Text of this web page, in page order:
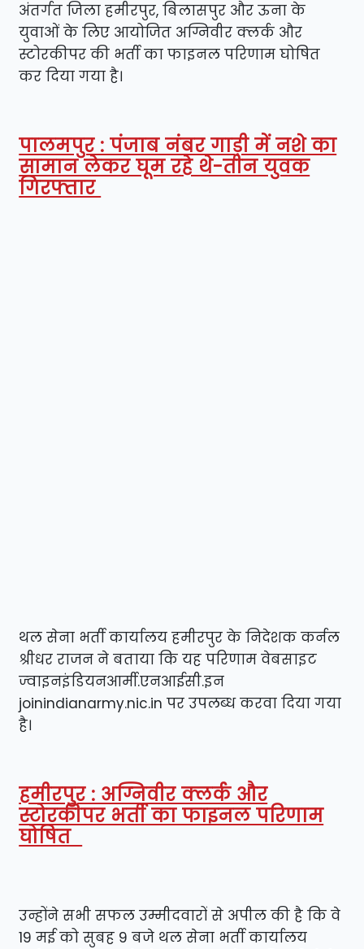
अंतर्गत जिला हमीरपुर, बिलासपुर और ऊना के
युवाओं के लिए आयोजित अग्निवीर क्लर्क और
स्टोरकीपर की भर्ती का फाइनल परिणाम घोषित
कर दिया गया है।
पालमपुर : पंजाब नंबर गाड़ी में नशे का
सामान लेकर घूम रहे थे-तीन युवक
गिरफ्तार
थल सेना भर्ती कार्यालय हमीरपुर के निदेशक कर्नल
श्रीधर राजन ने बताया कि यह परिणाम वेबसाइट
ज्वाइनइंडियनआर्मी.एनआईसी.इन
joinindianarmy.nic.in पर उपलब्ध करवा दिया गया
है।
हमीरपुर : अग्निवीर क्लर्क और
स्टोरकीपर भर्ती का फाइनल परिणाम
घोषित
उन्होंने सभी सफल उम्मीदवारों से अपील की है कि वे
19 मई को सुबह 9 बजे थल सेना भर्ती कार्यालय